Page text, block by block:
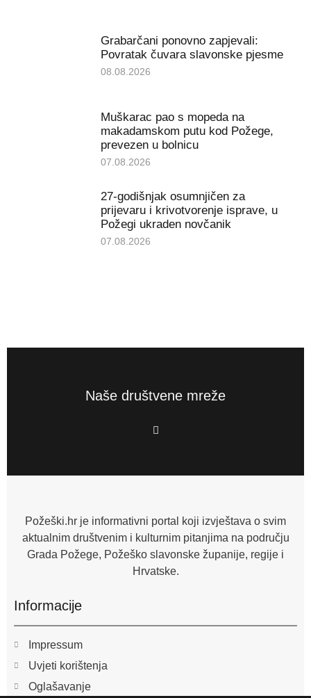
Grabarčani ponovno zapjevali:
Povratak čuvara slavonske pjesme
08.08.2026
Muškarac pao s mopeda na
makadamskom putu kod Požege,
prevezen u bolnicu
07.08.2026
27-godišnjak osumnjičen za
prijevaru i krivotvorenje isprave, u
Požegi ukraden novčanik
07.08.2026
Naše društvene mreže
F
a
o
f
Požeški.hr je informativni portal koji izvještava o svim
aktualnim društvenim i kulturnim pitanjima na području
Grada Požege, Požeško slavonske županije, regije i
Hrvatske.
Informacije
Impressum
Uvjeti korištenja
Oglašavanje